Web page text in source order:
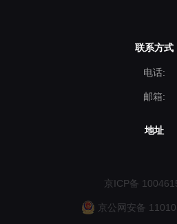
联系方式
电话:
邮箱:
地址
京ICP备
京公网安备